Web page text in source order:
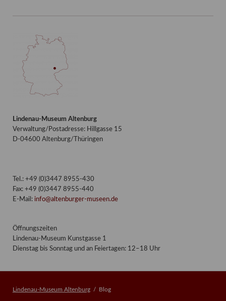
Lindenau-Museum Altenburg
Verwaltung/Postadresse: Hillgasse 15
D-04600 Altenburg/Thüringen
Tel.: +49 (0)3447 8955-430
Fax: +49 (0)3447 8955-440
E-Mail: info@altenburger-museen.de
Öffnungszeiten
Lindenau-Museum Kunstgasse 1
Dienstag bis Sonntag und an Feiertagen: 12–18 Uhr
Lindenau-Museum Altenburg Blog